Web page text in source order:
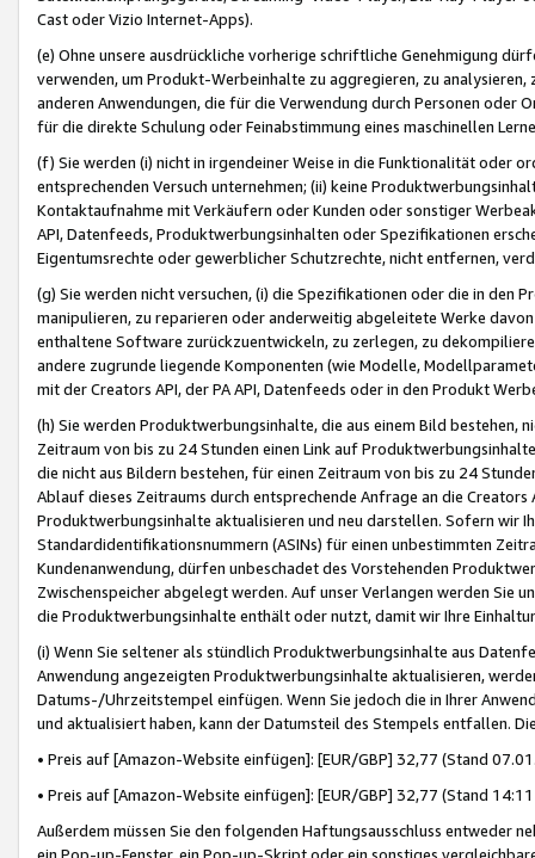
Cast oder Vizio Internet-Apps).
(e) Ohne unsere ausdrückliche vorherige schriftliche Genehmigung
verwenden, um Produkt-Werbeinhalte zu aggregieren, zu
anderen Anwendungen, die für die Verwendung durch Personen
für die direkte Schulung oder Feinabstimmung eines maschinellen
(f) Sie werden (i) nicht in irgendeiner Weise in die Funktionalität oder
entsprechenden Versuch unternehmen; (ii) keine
Kontaktaufnahme mit Verkäufern oder Kunden oder sonstiger
API, Datenfeeds, Produktwerbungsinhalten oder Spezifikationen
Eigentumsrechte oder gewerblicher Schutzrechte, nicht entfernen,
(g) Sie werden nicht versuchen, (i) die Spezifikationen oder die in
manipulieren, zu reparieren oder anderweitig abgeleitete Werke
enthaltene Software zurückzuentwickeln, zu zerlegen, zu
andere zugrunde liegende Komponenten (wie Modelle,
mit der Creators API, der PA API, Datenfeeds oder in den Produkt
(h) Sie werden Produktwerbungsinhalte, die aus einem Bild bestehen,
Zeitraum von bis zu 24 Stunden einen Link auf
die nicht aus Bildern bestehen, für einen Zeitraum von bis zu 24
Ablauf dieses Zeitraums durch entsprechende Anfrage an die
Produktwerbungsinhalte aktualisieren und neu darstellen. Sofern wir
Standardidentifikationsnummern (ASINs) für einen unbestimmten
Kundenanwendung, dürfen unbeschadet des Vorstehenden
Zwischenspeicher abgelegt werden. Auf unser Verlangen werden Sie
die Produktwerbungsinhalte enthält oder nutzt, damit wir Ihre
(i) Wenn Sie seltener als stündlich Produktwerbungsinhalte aus
Anwendung angezeigten Produktwerbungsinhalte aktualisieren,
Datums-/Uhrzeitstempel einfügen. Wenn Sie jedoch die in Ihrer
und aktualisiert haben, kann der Datumsteil des Stempels entfallen.
• Preis auf [Amazon-Website einfügen]: [EUR/GBP] 32,77 (Stand
• Preis auf [Amazon-Website einfügen]: [EUR/GBP] 32,77 (Stand
Außerdem müssen Sie den folgenden Haftungsausschluss entweder
ein Pop-up-Fenster, ein Pop-up-Skript oder ein sonstiges